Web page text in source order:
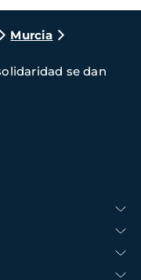
Murcia
se dan